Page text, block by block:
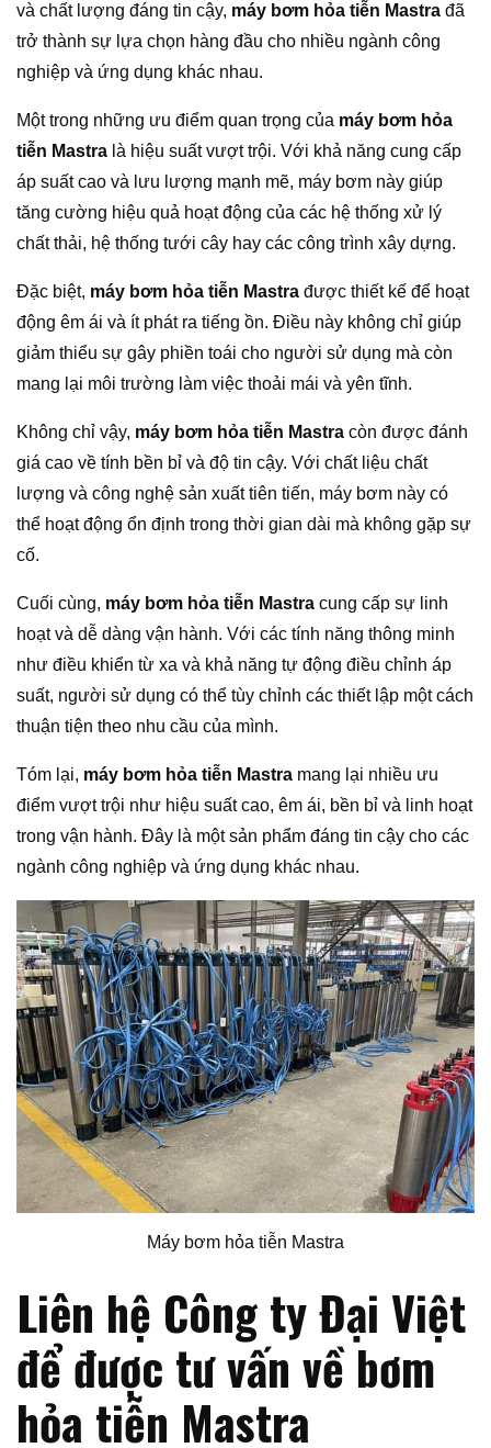
và chất lượng đáng tin cậy, máy bơm hỏa tiễn Mastra đã
trở thành sự lựa chọn hàng đầu cho nhiều ngành công
nghiệp và ứng dụng khác nhau.
Một trong những ưu điểm quan trọng của máy bơm hỏa
tiễn Mastra là hiệu suất vượt trội. Với khả năng cung cấp
áp suất cao và lưu lượng mạnh mẽ, máy bơm này giúp
tăng cường hiệu quả hoạt động của các hệ thống xử lý
chất thải, hệ thống tưới cây hay các công trình xây dựng.
Đặc biệt, máy bơm hỏa tiễn Mastra được thiết kế để hoạt
động êm ái và ít phát ra tiếng ồn. Điều này không chỉ giúp
giảm thiểu sự gây phiền toái cho người sử dụng mà còn
mang lại môi trường làm việc thoải mái và yên tĩnh.
Không chỉ vậy, máy bơm hỏa tiễn Mastra còn được đánh
giá cao về tính bền bỉ và độ tin cậy. Với chất liệu chất
lượng và công nghệ sản xuất tiên tiến, máy bơm này có
thể hoạt động ổn định trong thời gian dài mà không gặp sự
cố.
Cuối cùng, máy bơm hỏa tiễn Mastra cung cấp sự linh
hoạt và dễ dàng vận hành. Với các tính năng thông minh
như điều khiển từ xa và khả năng tự động điều chỉnh áp
suất, người sử dụng có thể tùy chỉnh các thiết lập một cách
thuận tiện theo nhu cầu của mình.
Tóm lại, máy bơm hỏa tiễn Mastra mang lại nhiều ưu
điểm vượt trội như hiệu suất cao, êm ái, bền bỉ và linh hoạt
trong vận hành. Đây là một sản phẩm đáng tin cậy cho các
ngành công nghiệp và ứng dụng khác nhau.
Máy bơm hỏa tiễn Mastra
Liên hệ Công ty Đại Việt
để được tư vấn về bơm
hỏa tiễn Mastra